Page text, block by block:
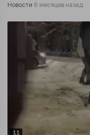
Новости 6 месяцев назад
11